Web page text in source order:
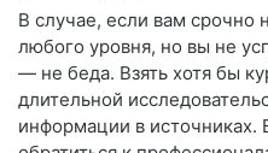
В случае, если вам срочно
любого уровня, но вы не
— не беда. Взять хотя бы
длительной
информации в